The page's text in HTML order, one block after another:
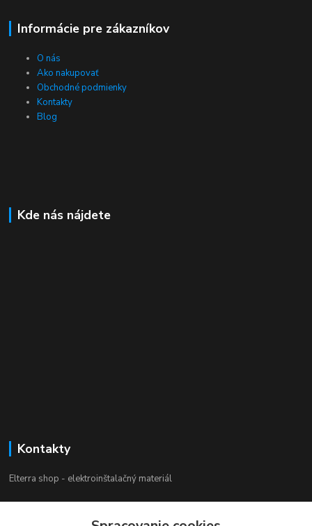
Informácie pre zákazníkov
O nás
Ako nakupovať
Obchodné podmienky
Kontakty
Blog
Kde nás nájdete
Kontakty
Elterra shop - elektroinštalačný materiál